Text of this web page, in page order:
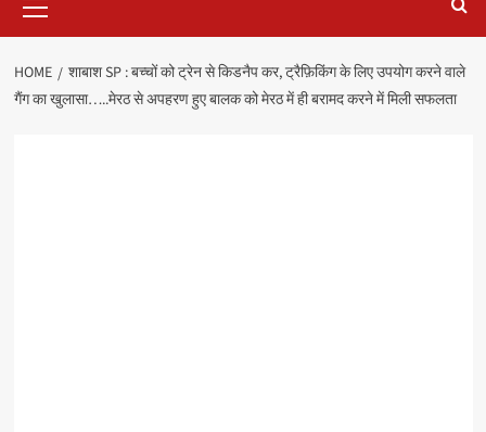
Menu
HOME
शाबाश SP : बच्चों को ट्रेन से किडनैप कर, ट्रैफ़िकिंग के लिए उपयोग करने वाले
गैंग का खुलासा…..मेरठ से अपहरण हुए बालक को मेरठ में ही बरामद करने में मिली सफलता